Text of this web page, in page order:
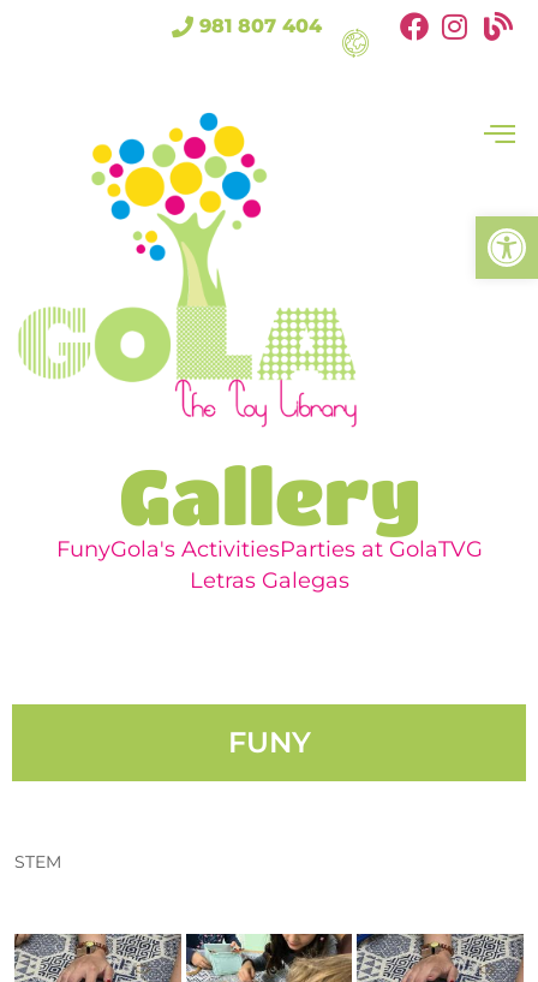
981 807 404
Gallery
FunyGola's Activities​Parties at GolaTVG
Letras Galegas
FUNY
STEM